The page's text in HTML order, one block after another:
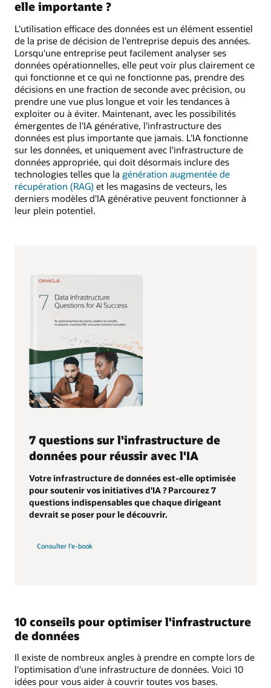
elle importante ?
L'utilisation efficace des données est un élément essentiel
de la prise de décision de l'entreprise depuis des années.
Lorsqu'une entreprise peut facilement analyser ses
données opérationnelles, elle peut voir plus clairement ce
qui fonctionne et ce qui ne fonctionne pas, prendre des
décisions en une fraction de seconde avec précision, ou
prendre une vue plus longue et voir les tendances à
exploiter ou à éviter. Maintenant, avec les possibilités
émergentes de l'IA générative, l'infrastructure des
données est plus importante que jamais. L'IA fonctionne
sur les données, et uniquement avec l'infrastructure de
données appropriée, qui doit désormais inclure des
technologies telles que la génération augmentée de
récupération (RAG) et les magasins de vecteurs, les
derniers modèles d'IA générative peuvent fonctionner à
leur plein potentiel.
7 questions sur l'infrastructure de
données pour réussir avec l'IA
Votre infrastructure de données est-elle optimisée
pour soutenir vos initiatives d'IA ? Parcourez 7
questions indispensables que chaque dirigeant
devrait se poser pour le découvrir.
Consulter l'e-book
10 conseils pour optimiser l'infrastructure
de données
Il existe de nombreux angles à prendre en compte lors de
l'optimisation d'une infrastructure de données. Voici 10
idées pour vous aider à couvrir toutes vos bases.